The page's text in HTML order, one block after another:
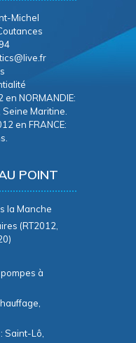
Michel
en NORMANDIE:
Seine Maritine.
en FRANCE:
POINT
la Manche
(RT2012,
à
Saint-Lô,